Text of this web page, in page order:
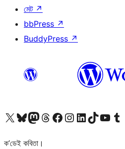
মেট ↗
bbPress ↗
BuddyPress ↗
আমাৰ X (আগৰ Twitter) একাউণ্টলৈ যাওকআমাৰ Bluesky একাউণ্টলৈ যাওকআমাৰ Mastodon একাউণ্টলৈ যাওকআমাৰ Threads একাউণ্টলৈ যাওকআমাৰ Facebook পৃষ্ঠালৈ যাওকআমাৰ Instagram একাউণ্টলৈ যাওকআমাৰ LinkedIn একাউণ্টলৈ যাওকআমাৰ TikTok একাউণ্টলৈ যাওকআমাৰ YouTube চেনেললৈ যাওকআমাৰ Tumblr একাউণ্টলৈ যাওক
ক’ডেই কবিতা।